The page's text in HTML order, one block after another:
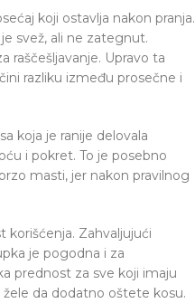
koji ostavlja nakon pranja.
je svež, ali ne zategnut.
raščešljavanje. Upravo ta
razliku između prosečne i
koja je ranije delovala
i pokret. To je posebno
masti, jer nakon pravilnog
korišćenja. Zahvaljujući
je pogodna i za
prednost za sve koji imaju
da dodatno oštete kosu.